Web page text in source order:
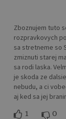
Zboznujem tuto
rozpravkovych
sa stretneme so
zmiznuti starej
sa rodi laska.
je skoda ze
nebudu, a ci
aj ked sa jej
1 0